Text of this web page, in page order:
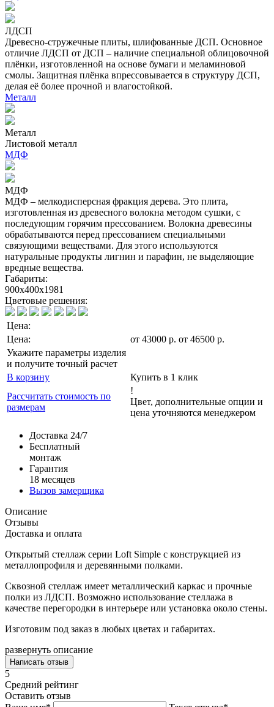
ЛДСП
Древесно-стружечные плиты, шлифованные ДСП. Основное
отличие ЛДСП от ДСП – наличие специальной облицовочной
плёнки, изготовленной на основе бумаги и меламиновой
смолы. Защитная плёнка впрессовывается в структуру ДСП,
делая её более прочной и влагостойкой.
Металл
Металл
Листовой металл
МДФ
МДФ
МДФ – мелкодисперсная фракция дерева. Это плита,
изготовленная из древесного волокна методом сушки, с
последующим горячим прессованием. Волокна древесины
обрабатываются перед прессованием специальными
связующими веществами. Для этого используются
натуральные продукты лигнин и парафин, не выделяющие
вредные вещества.
Габариты:
900х400х1981
Цветовые решения:
Цена:
Цена:
от 43000 р. от 46500 р.
Укажите параметры изделия
и получите точный расчет
В корзину
Купить в 1 клик
Рассчитать стоимость по
размерам
!
Цвет, дополнительные опции и
цена уточняются менеджером
Доставка 24/7
Бесплатный
монтаж
Гарантия
18 месяцев
Вызов замерщика
Описание
Отзывы
Доставка и оплата
Открытый стеллаж серии Loft Simple с конструкцией из
металлопрофиля и деревянными полками.
Сквозной стеллаж имеет металлический каркас и прочные
полки из ЛДСП. Возможно использование стеллажа в
качестве перегородки в интерьере или установка около стены.
Изготовим под заказ в любых цветах и габаритах.
развернуть описание
Написать отзыв
5
Средний рейтинг
Оставить отзыв